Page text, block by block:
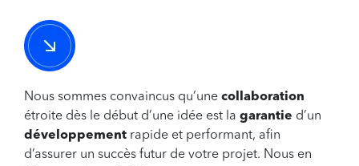
Nous sommes convaincus qu’une collaboration
étroite dès le début d’une idée est la garantie d’un
développement rapide et performant, afin
d’assurer un succès futur de votre projet. Nous en